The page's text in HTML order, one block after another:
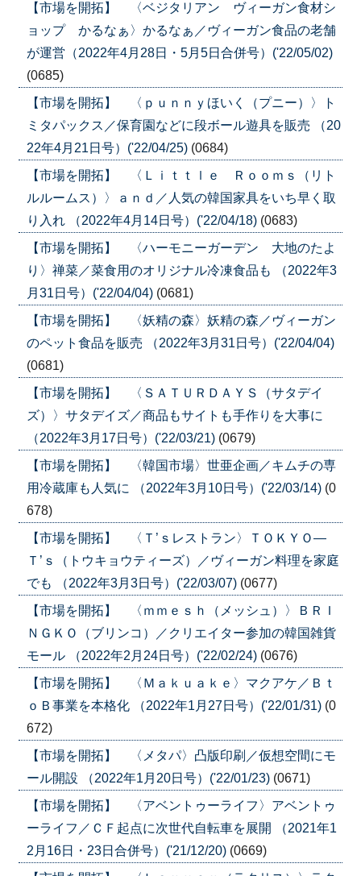
【市場を開拓】 〈ベジタリアン ヴィーガン食材シ
ョップ かるなぁ〉かるなぁ／ヴィーガン食品の老舗
が運営（2022年4月28日・5月5日合併号）('22/05/02)
(0685)
【市場を開拓】 〈ｐｕｎｎｙほいく（プニー）〉ト
ミタパックス／保育園などに段ボール遊具を販売 （20
22年4月21日号）('22/04/25) (0684)
【市場を開拓】 〈Ｌｉｔｔｌｅ Ｒｏｏｍｓ（リト
ルルームス）〉ａｎｄ／人気の韓国家具をいち早く取
り入れ （2022年4月14日号）('22/04/18) (0683)
【市場を開拓】 〈ハーモニーガーデン 大地のたよ
り〉禅菜／菜食用のオリジナル冷凍食品も （2022年3
月31日号）('22/04/04) (0681)
【市場を開拓】 〈妖精の森〉妖精の森／ヴィーガン
のペット食品を販売 （2022年3月31日号）('22/04/04)
(0681)
【市場を開拓】 〈ＳＡＴＵＲＤＡＹＳ（サタデイ
ズ）〉サタデイズ／商品もサイトも手作りを大事に
（2022年3月17日号）('22/03/21) (0679)
【市場を開拓】 〈韓国市場〉世亜企画／キムチの専
用冷蔵庫も人気に （2022年3月10日号）('22/03/14) (0
678)
【市場を開拓】 〈Ｔ’ｓレストラン〉ＴＯＫＹＯ―
Ｔ’ｓ（トウキョウティーズ）／ヴィーガン料理を家庭
でも （2022年3月3日号）('22/03/07) (0677)
【市場を開拓】 〈ｍｍｅｓｈ（メッシュ）〉ＢＲＩ
ＮＧＫＯ（ブリンコ）／クリエイター参加の韓国雑貨
モール （2022年2月24日号）('22/02/24) (0676)
【市場を開拓】 〈Ｍａｋｕａｋｅ〉マクアケ／Ｂｔ
ｏＢ事業を本格化 （2022年1月27日号）('22/01/31) (0
672)
【市場を開拓】 〈メタパ〉凸版印刷／仮想空間にモ
ール開設 （2022年1月20日号）('22/01/23) (0671)
【市場を開拓】 〈アベントゥーライフ〉アベントゥ
ーライフ／ＣＦ起点に次世代自転車を展開 （2021年1
2月16日・23日合併号）('21/12/20) (0669)